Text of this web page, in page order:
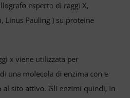
esperto di raggi X,
Linus Pauling ) su proteine
x viene utilizzata per
una molecola di enzima con e
al sito attivo. Gli enzimi quindi, in